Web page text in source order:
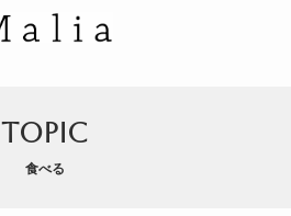
TOPIC
食べる